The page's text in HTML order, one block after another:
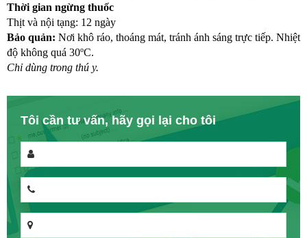
Thời gian ngừng thuốc
Thịt và nội tạng: 12 ngày
Bảo quản: Nơi khô ráo, thoáng mát, tránh ánh sáng trực tiếp. Nhiệt
độ không quá 30oC.
Chỉ dùng trong thú y.
Tôi cần tư vấn, hãy gọi lại cho tôi